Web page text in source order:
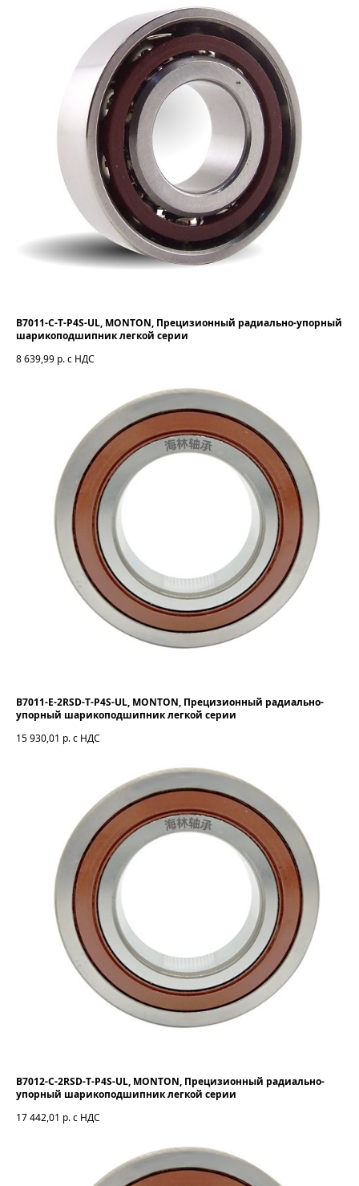
B7011-C-T-P4S-UL, MONTON, Прецизионный радиально-упорный
шарикоподшипник легкой серии
8 639,99 р. с НДС
B7011-E-2RSD-T-P4S-UL, MONTON, Прецизионный радиально-
упорный шарикоподшипник легкой серии
15 930,01 р. с НДС
B7012-C-2RSD-T-P4S-UL, MONTON, Прецизионный радиально-
упорный шарикоподшипник легкой серии
17 442,01 р. с НДС